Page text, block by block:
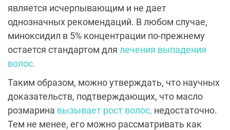
является исчерпывающим и не дает
однозначных рекомендаций. В любом случае,
миноксидил в 5% концентрации по-прежнему
остается стандартом для лечения выпадения
волос.
Таким образом, можно утверждать, что научных
доказательств, подтверждающих, что масло
розмарина вызывает рост волос, недостаточно.
Тем не менее, его можно рассматривать как